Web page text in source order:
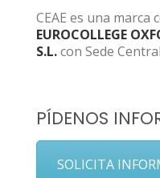
CEAE es una marca
EUROCOLLEGE
S.L.con Sede
PÍDENOS
SOLICITA